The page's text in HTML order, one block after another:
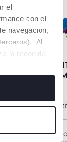
el
con el
navegación,
Al
la recogida
información
todas o
Al
EN 1
1 - 4
3